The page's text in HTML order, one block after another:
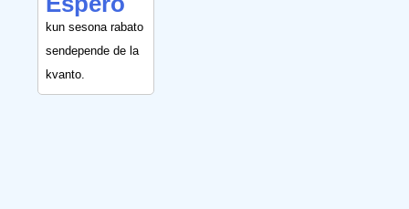
kun sesona rabato
sendepende de la
kvanto.